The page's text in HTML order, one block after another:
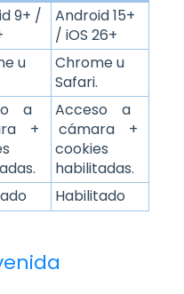
9+ /
Android 15+
/ iOS 26+
u
Chrome u
Safari.
a
+
Acceso a
cámara +
cookies
habilitadas.
Habilitado